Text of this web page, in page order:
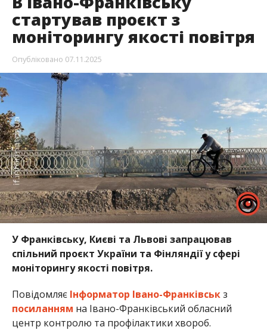
стартував проєкт з
моніторингу якості повітря
Опубліковано 07.11.2025
У Франківську, Києві та Львові запрацював
спільний проєкт України та Фінляндії у сфері
моніторингу якості повітря.
Повідомляє Інформатор Івано-Франківськз
посиланням на Івано-Франківський обласний
центр контролю та профілактики хвороб.